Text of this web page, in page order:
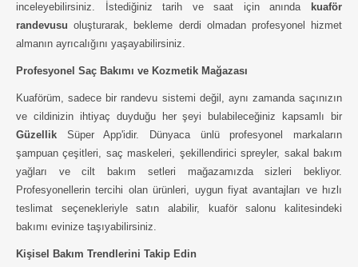
inceleyebilirsiniz. İstediğiniz tarih ve saat için anında
kuaför
randevusu oluşturarak, bekleme derdi olmadan profesyonel hizmet
almanın ayrıcalığını yaşayabilirsiniz.
Profesyonel Saç Bakımı ve Kozmetik Mağazası
Kuaförüm, sadece bir randevu sistemi değil, aynı zamanda saçınızın
ve cildinizin ihtiyaç duyduğu her şeyi bulabileceğiniz kapsamlı bir
Güzellik Süper App'idir. Dünyaca ünlü profesyonel markaların
şampuan çeşitleri, saç maskeleri, şekillendirici spreyler, sakal bakım
yağları ve cilt bakım setleri mağazamızda sizleri bekliyor.
Profesyonellerin tercihi olan ürünleri, uygun fiyat avantajları ve hızlı
teslimat seçenekleriyle satın alabilir, kuaför salonu kalitesindeki
bakımı evinize taşıyabilirsiniz.
Kişisel Bakım Trendlerini Takip Edin